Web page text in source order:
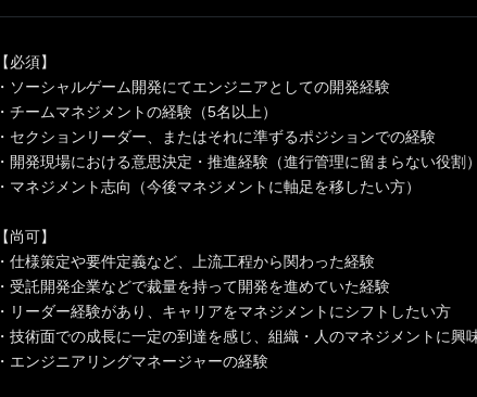
【必須】
・ソーシャルゲーム開発にてエンジニアとしての開発経験
・チームマネジメントの経験（5名以上）
・セクションリーダー、またはそれに準ずるポジションでの経験
・開発現場における意思決定・推進経験（進行管理に留まらない役割
・マネジメント志向（今後マネジメントに軸足を移したい方）
【尚可】
・仕様策定や要件定義など、上流工程から関わった経験
・受託開発企業などで裁量を持って開発を進めていた経験
・リーダー経験があり、キャリアをマネジメントにシフトしたい方
・技術面での成長に一定の到達を感じ、組織・人のマネジメントに興
・エンジニアリングマネージャーの経験